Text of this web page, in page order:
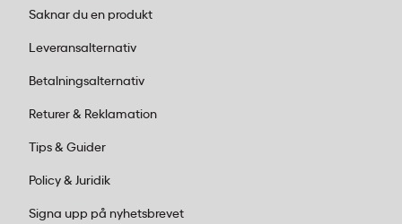
Saknar du en produkt
Leveransalternativ
Betalningsalternativ
Returer & Reklamation
Tips & Guider
Policy & Juridik
Signa upp på nyhetsbrevet